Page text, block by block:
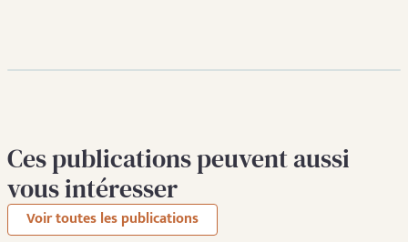
Ces publications peuvent aussi
vous intéresser
Voir toutes les publications